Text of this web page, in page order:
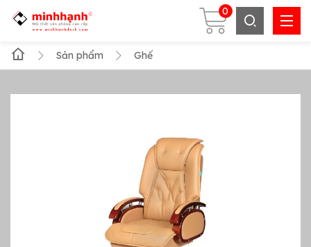
0
Sản phẩm Ghế